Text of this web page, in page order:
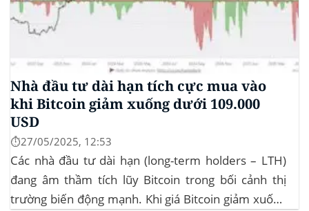
Nhà đầu tư dài hạn tích cực mua vào
khi Bitcoin giảm xuống dưới 109.000
USD
⏱️27/05/2025, 12:53
Các nhà đầu tư dài hạn (long-term holders – LTH)
đang âm thầm tích lũy Bitcoin trong bối cảnh thị
trường biến động mạnh. Khi giá Bitcoin giảm xuống